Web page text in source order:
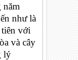
năm
như là
với
và cây
lý